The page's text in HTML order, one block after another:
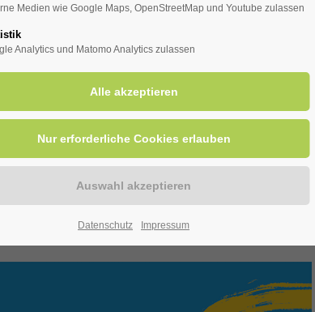
für alle
ORT:
bis zum 31.07.2025.
zwischendurch und am Ende des Angebotes
hier:
Medien wie Google Maps, OpenStreetMap und Youtube zulassen
Analytics und Matomo Analytics zulassen
Datenschutz Impressum